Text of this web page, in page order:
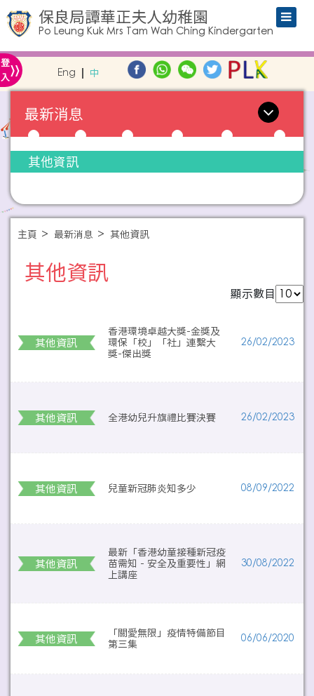
保良局譚華正夫人幼稚園
Po Leung Kuk Mrs Tam Wah Ching Kindergarten
登
入» Eng 中
最新消息
其他資訊
主頁 最新消息 其他資訊
其他資訊
顯示數目
其他資訊
香港環境卓越大獎-金獎及
環保「校」「社」連繫大
獎-傑出獎
26/02/2023
其他資訊 全港幼兒升旗禮比賽決賽 26/02/2023
其他資訊 兒童新冠肺炎知多少 08/09/2022
其他資訊
最新「香港幼童接種新冠疫
苗需知 - 安全及重要性」網
上講座
30/08/2022
其他資訊
「關愛無限」疫情特備節目
第三集
06/06/2020